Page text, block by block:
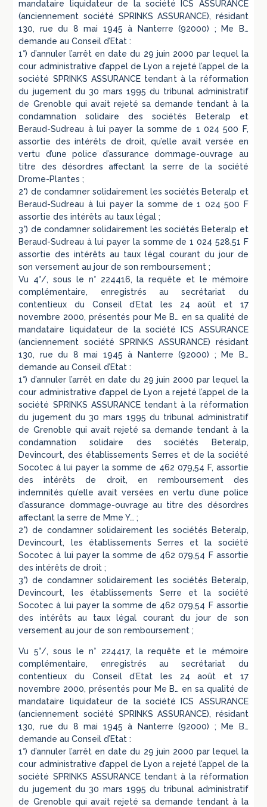
mandataire liquidateur de la société ICS ASSURANCE
(anciennement société SPRINKS ASSURANCE), résidant
130, rue du 8 mai 1945 à Nanterre (92000) ; Me B…
demande au Conseil d’Etat :
1°) d’annuler l’arrêt en date du 29 juin 2000 par lequel la
cour administrative d’appel de Lyon a rejeté l’appel de la
société SPRINKS ASSURANCE tendant à la réformation
du jugement du 30 mars 1995 du tribunal administratif
de Grenoble qui avait rejeté sa demande tendant à la
condamnation solidaire des sociétés Beteralp et
Beraud-Sudreau à lui payer la somme de 1 024 500 F,
assortie des intérêts de droit, qu’elle avait versée en
vertu d’une police d’assurance dommage-ouvrage au
titre des désordres affectant la serre de la société
Drome-Plantes ;
2°) de condamner solidairement les sociétés Beteralp et
Beraud-Sudreau à lui payer la somme de 1 024 500 F
assortie des intérêts au taux légal ;
3°) de condamner solidairement les sociétés Beteralp et
Beraud-Sudreau à lui payer la somme de 1 024 528,51 F
assortie des intérêts au taux légal courant du jour de
son versement au jour de son remboursement ;
Vu 4°/, sous le n° 224416, la requête et le mémoire
complémentaire, enregistrés au secrétariat du
contentieux du Conseil d’Etat les 24 août et 17
novembre 2000, présentés pour Me B… en sa qualité de
mandataire liquidateur de la société ICS ASSURANCE
(anciennement société SPRINKS ASSURANCE) résidant
130, rue du 8 mai 1945 à Nanterre (92000) ; Me B…
demande au Conseil d’Etat :
1°) d’annuler l’arrêt en date du 29 juin 2000 par lequel la
cour administrative d’appel de Lyon a rejeté l’appel de la
société SPRINKS ASSURANCE tendant à la réformation
du jugement du 30 mars 1995 du tribunal administratif
de Grenoble qui avait rejeté sa demande tendant à la
condamnation solidaire des sociétés Beteralp,
Devincourt, des établissements Serres et de la société
Socotec à lui payer la somme de 462 079,54 F, assortie
des intérêts de droit, en remboursement des
indemnités qu’elle avait versées en vertu d’une police
d’assurance dommage-ouvrage au titre des désordres
affectant la serre de Mme Y… ;
2°) de condamner solidairement les sociétés Beteralp,
Devincourt, les établissements Serres et la société
Socotec à lui payer la somme de 462 079,54 F assortie
des intérêts de droit ;
3°) de condamner solidairement les sociétés Beteralp,
Devincourt, les établissements Serre et la société
Socotec à lui payer la somme de 462 079,54 F assortie
des intérêts au taux légal courant du jour de son
versement au jour de son remboursement ;
Vu 5°/, sous le n° 224417, la requête et le mémoire
complémentaire, enregistrés au secrétariat du
contentieux du Conseil d’Etat les 24 août et 17
novembre 2000, présentés pour Me B… en sa qualité de
mandataire liquidateur de la société ICS ASSURANCE
(anciennement société SPRINKS ASSURANCE), résidant
130, rue du 8 mai 1945 à Nanterre (92000) ; Me B…
demande au Conseil d’Etat :
1°) d’annuler l’arrêt en date du 29 juin 2000 par lequel la
cour administrative d’appel de Lyon a rejeté l’appel de la
société SPRINKS ASSURANCE tendant à la réformation
du jugement du 30 mars 1995 du tribunal administratif
de Grenoble qui avait rejeté sa demande tendant à la